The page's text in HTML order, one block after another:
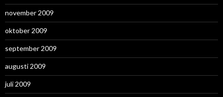
november 2009
oktober 2009
september 2009
augusti 2009
juli 2009